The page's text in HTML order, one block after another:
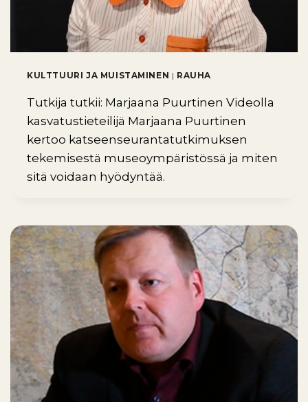
KULTTUURI JA MUISTAMINEN | RAUHA
Tutkija tutkii: Marjaana Puurtinen Videolla
kasvatustieteilijä Marjaana Puurtinen
kertoo katseenseurantatutkimuksen
tekemisestä museoympäristössä ja miten
sitä voidaan hyödyntää.